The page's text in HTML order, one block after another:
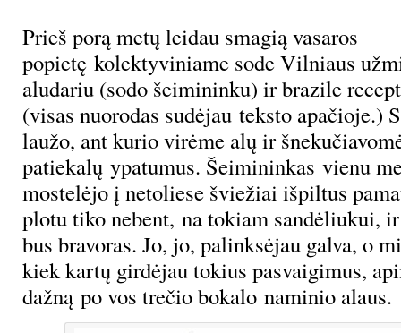
Prieš porą metų leidau smagią vasaros
popietę kolektyviniame sode Vilniaus
aludariu (sodo šeimininku) ir brazile
(visas nuorodas sudėjau teksto apačioje.)
laužo, ant kurio virėme alų ir
patiekalų ypatumus. Šeimininkas vienu
mostelėjo į netoliese šviežiai išpiltus
plotu tiko nebent, na tokiam sandėliukui,
bus bravoras. Jo, jo, palinksėjau galva, o
kiek kartų girdėjau tokius pasvaigimus,
dažną po vos trečio bokalo naminio alaus.